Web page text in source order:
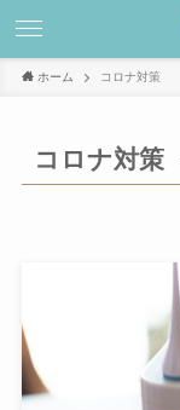
ホーム コロナ対策
コロナ対策